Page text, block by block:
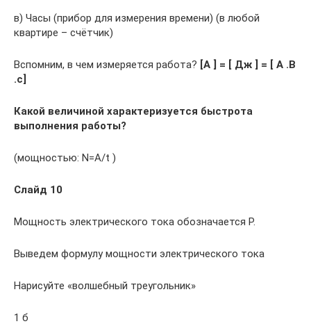
в) Часы (прибор для измерения времени) (в любой
квартире – счётчик)
Вспомним, в чем измеряется работа? [А ] = [ Дж ] = [ А .В
.c]
Какой величиной характеризуется быстрота
выполнения работы?
(мощностью: N=A/t )
Слайд 10
Мощность электрического тока обозначается P.
Выведем формулу мощности электрического тока
Нарисуйте «волшебный треугольник»
1 б